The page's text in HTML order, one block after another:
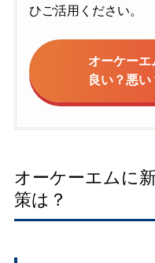
ひご活用ください。
オーケーエ
良い？悪い
オーケーエムに
策は？